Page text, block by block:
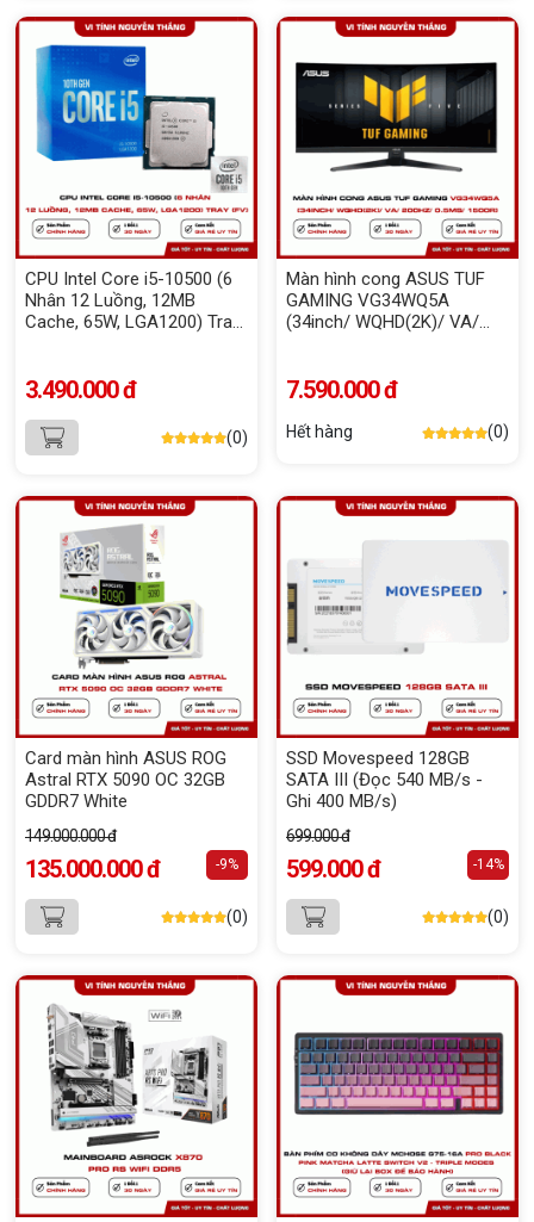
CPU Intel Core i5-10500 (6
Nhân 12 Luồng, 12MB
Cache, 65W, LGA1200) Tray
3.490.000 đ
(0)
Màn hình cong ASUS TUF
GAMING VG34WQ5A
(34inch/ WQHD(2K)/ VA/
7.590.000 đ
Hết hàng (0)
Card màn hình ASUS ROG
Astral RTX 5090 OC 32GB
GDDR7 White
149.000.000 đ
135.000.000 đ -9%
(0)
SSD Movespeed 128GB
SATA III (Đọc 540 MB/s -
Ghi 400 MB/s)
699.000 đ
599.000 đ -14%
(0)